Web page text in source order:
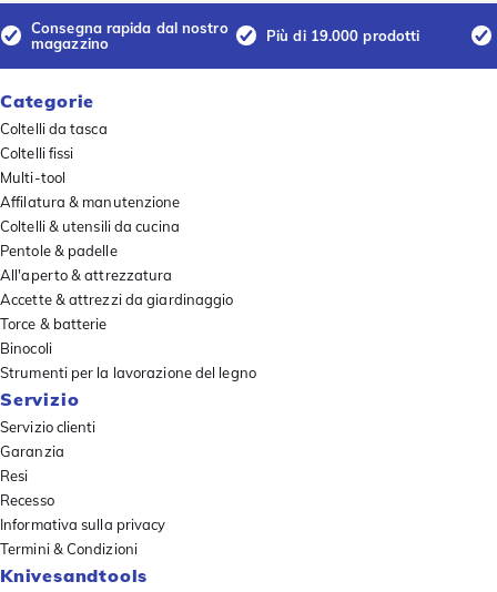
Consegna rapida dal nostro
magazzino
Più di 19.000 prodotti
Categorie
Coltelli da tasca
Coltelli fissi
Multi-tool
Affilatura & manutenzione
Coltelli & utensili da cucina
Pentole & padelle
All'aperto & attrezzatura
Accette & attrezzi da giardinaggio
Torce & batterie
Binocoli
Strumenti per la lavorazione del legno
Servizio
Servizio clienti
Garanzia
Resi
Recesso
Informativa sulla privacy
Termini & Condizioni
Knivesandtools